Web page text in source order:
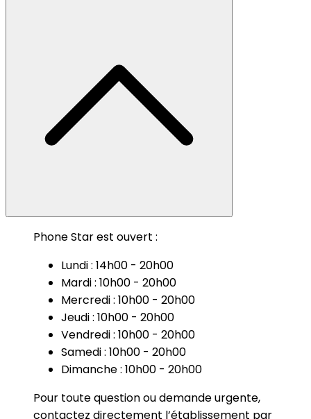
Phone Star est ouvert :
Lundi : 14h00 - 20h00
Mardi : 10h00 - 20h00
Mercredi : 10h00 - 20h00
Jeudi : 10h00 - 20h00
Vendredi : 10h00 - 20h00
Samedi : 10h00 - 20h00
Dimanche : 10h00 - 20h00
Pour toute question ou demande urgente,
contactez directement l’établissement par